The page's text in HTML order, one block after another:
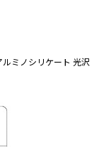
ミノシリケート 光沢